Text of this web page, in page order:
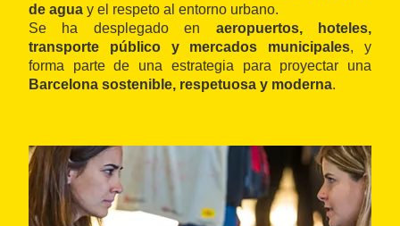
de agua y el respeto al entorno urbano.
Se ha desplegado en aeropuertos, hoteles,
transporte público y mercados municipales, y
forma parte de una estrategia para proyectar una
Barcelona sostenible, respetuosa y moderna.